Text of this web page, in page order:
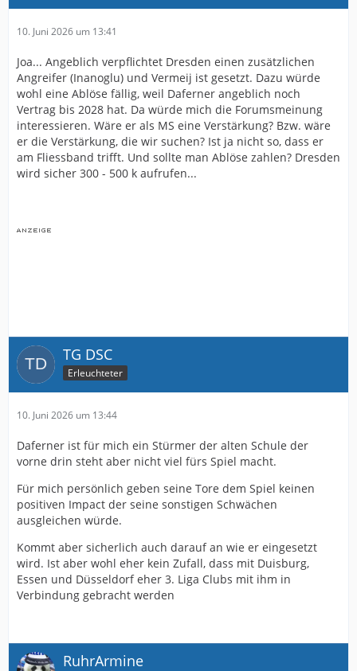
10. Juni 2026 um 13:41
Joa... Angeblich verpflichtet Dresden einen zusätzlichen
Angreifer (Inanoglu) und Vermeij ist gesetzt. Dazu würde
wohl eine Ablöse fällig, weil Daferner angeblich noch
Vertrag bis 2028 hat. Da würde mich die Forumsmeinung
interessieren. Wäre er als MS eine Verstärkung? Bzw. wäre
er die Verstärkung, die wir suchen? Ist ja nicht so, dass er
am Fliessband trifft. Und sollte man Ablöse zahlen? Dresden
wird sicher 300 - 500 k aufrufen...
TG DSC
Erleuchteter
10. Juni 2026 um 13:44
Daferner ist für mich ein Stürmer der alten Schule der
vorne drin steht aber nicht viel fürs Spiel macht.
Für mich persönlich geben seine Tore dem Spiel keinen
positiven Impact der seine sonstigen Schwächen
ausgleichen würde.
Kommt aber sicherlich auch darauf an wie er eingesetzt
wird. Ist aber wohl eher kein Zufall, dass mit Duisburg,
Essen und Düsseldorf eher 3. Liga Clubs mit ihm in
Verbindung gebracht werden
RuhrArmine